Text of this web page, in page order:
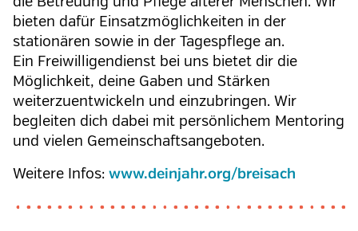
bieten dafür Einsatzmöglichkeiten in der
stationären sowie in der Tagespflege an.
Ein Freiwilligendienst bei uns bietet dir die
Möglichkeit, deine Gaben und Stärken
weiterzuentwickeln und einzubringen. Wir
begleiten dich dabei mit persönlichem Mentoring
und vielen Gemeinschaftsangeboten.
Weitere Infos: www.deinjahr.org/breisach